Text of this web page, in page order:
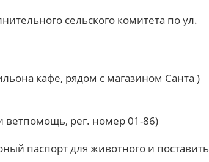
сельского комитета по ул.
кафе, рядом с магазином Санта )
ветпомощь, рег. номер 01-86)
паспорт для животного и поставить